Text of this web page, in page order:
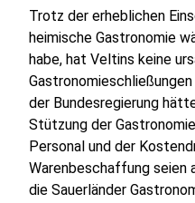
Trotz der erheblichen
heimische Gastronomie
habe, hat Veltins keine
der Bundesregierung
Stützung der
Personal und der
Warenbeschaffung
die Sauerländer